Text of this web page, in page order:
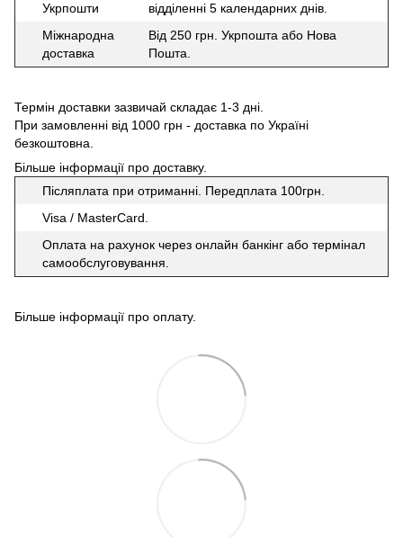
Укрпошти
відділенні 5 календарних днів.
Міжнародна
доставка
Від 250 грн. Укрпошта або Нова
Пошта.
Термін доставки зазвичай складає 1-3 дні.
При замовленні від 1000 грн - доставка по Україні
безкоштовна.
Більше інформації про доставку.
Післяплата при отриманні. Передплата 100грн.
Visa / MasterCard.
Оплата на рахунок через онлайн банкінг або термінал
самообслуговування.
Більше інформації про оплату.